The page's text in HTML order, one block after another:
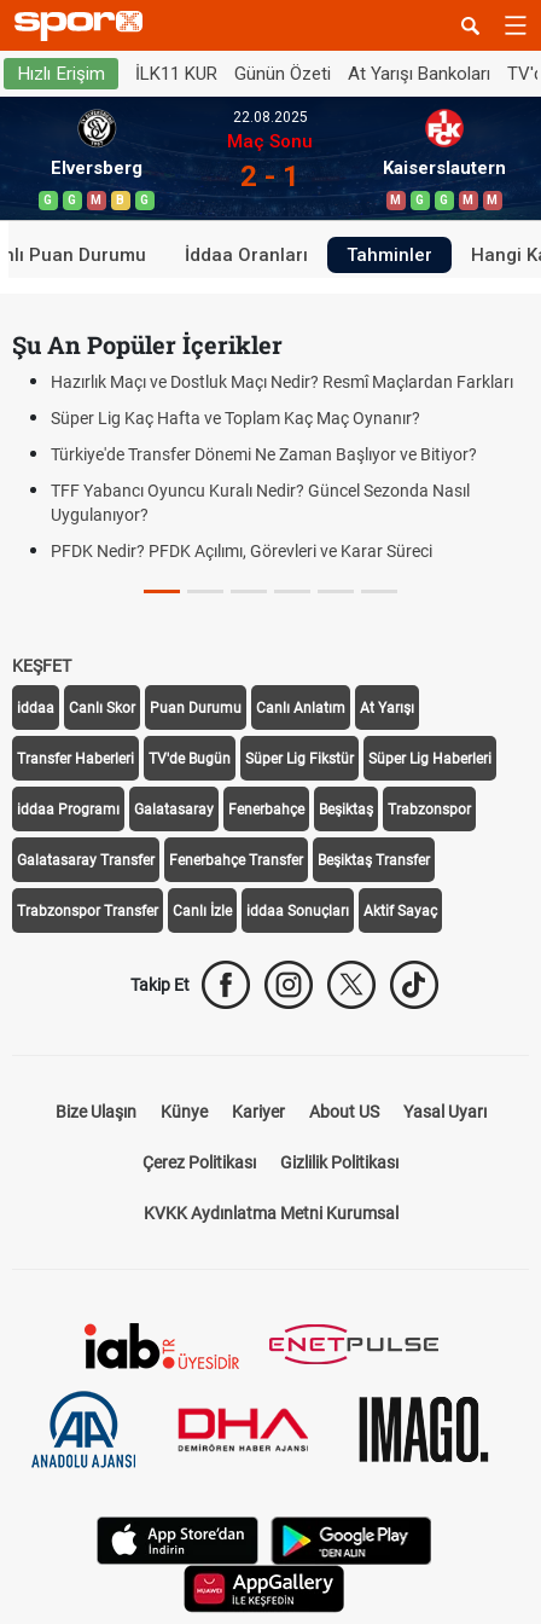
Hızlı Erişim İLK11 KUR Günün Özeti At Yarışı Bankoları
Elversberg
G G M B G
22.08.2025
Maç Sonu
2 - 1 Kaiserslautern
M G G M M
Puan Durumu İddaa Oranları Tahminler Hangi
Şu An Popüler İçerikler
Hazırlık Maçı ve Dostluk Maçı Nedir? Resmî Maçlardan Farkları
Süper Lig Kaç Hafta ve Toplam Kaç Maç Oynanır?
Türkiye'de Transfer Dönemi Ne Zaman Başlıyor ve Bitiyor?
TFF Yabancı Oyuncu Kuralı Nedir? Güncel Sezonda Nasıl
Uygulanıyor?
PFDK Nedir? PFDK Açılımı, Görevleri ve Karar Süreci
KEŞFET
iddaa Canlı Skor Puan Durumu Canlı Anlatım At Yarışı
Transfer Haberleri TV'de Bugün Süper Lig Fikstür Süper Lig Haberleri
iddaa Programı Galatasaray Fenerbahçe Beşiktaş Trabzonspor
Galatasaray Transfer Fenerbahçe Transfer Beşiktaş Transfer
Trabzonspor Transfer Canlı İzle iddaa Sonuçları Aktif Sayaç
Takip Et
Bize Ulaşın Künye Kariyer About US Yasal Uyarı
Çerez Politikası Gizlilik Politikası
KVKK Aydınlatma Metni Kurumsal